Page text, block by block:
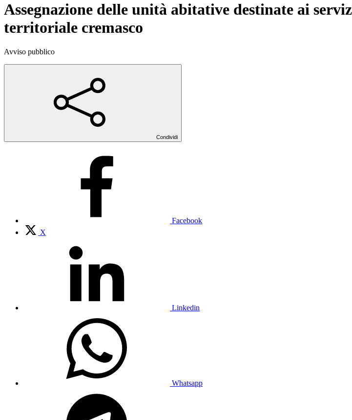
Assegnazione delle unità abitative destinate ai
territoriale cremasco
Avviso pubblico
Condividi
Facebook
X
Linkedin
Whatsapp